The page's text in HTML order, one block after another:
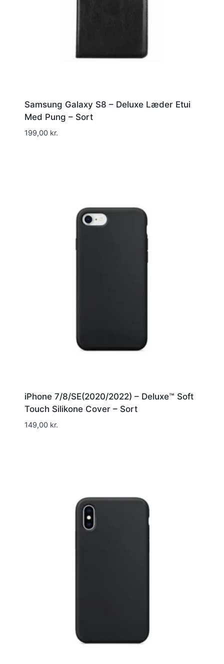
Samsung Galaxy S8 – Deluxe Læder Etui
Med Pung – Sort
199,00 kr.
iPhone 7/8/SE(2020/2022) – Deluxe™ Soft
Touch Silikone Cover – Sort
149,00 kr.